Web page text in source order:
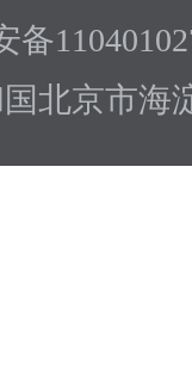
备
北京市海